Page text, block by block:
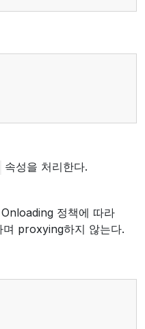
속성을 처리한다.
정책에 따라
proxying하지 않는다.